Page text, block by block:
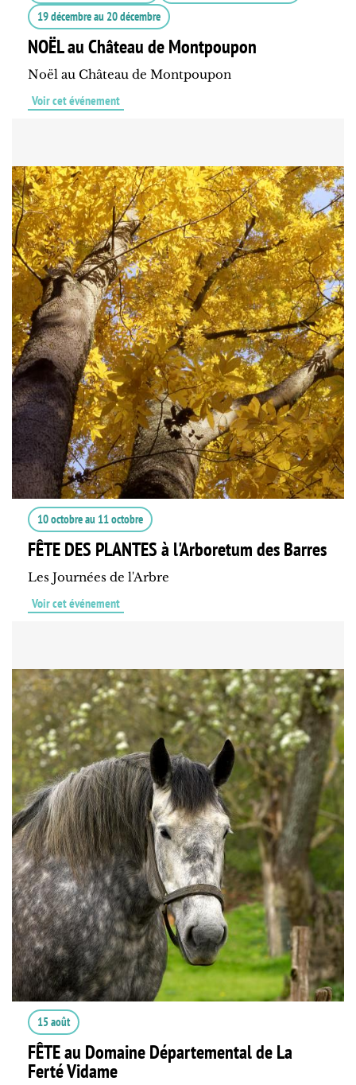
19 décembreau 20 décembre
NOËL au Château de Montpoupon
Noël au Château de Montpoupon
Voir cet événement
10 octobreau 11 octobre
FÊTE DES PLANTES à l'Arboretum des Barres
Les Journées de l'Arbre
Voir cet événement
15 août
FÊTE au Domaine Départemental de La
Ferté Vidame